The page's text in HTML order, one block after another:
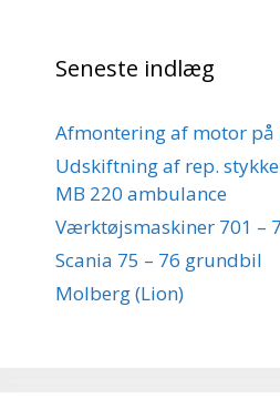
Seneste indlæg
Afmontering af motor på
Udskiftning af rep.
MB 220 ambulance
Værktøjsmaskiner 701 –
Scania 75 – 76 grundbil
Molberg (Lion)